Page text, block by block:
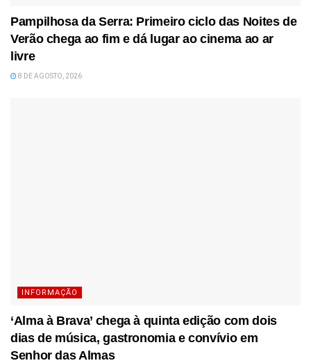
Pampilhosa da Serra: Primeiro ciclo das Noites de
Verão chega ao fim e dá lugar ao cinema ao ar
livre
8 DE AGOSTO, 2026
INFORMAÇÃO
‘Alma à Brava’ chega à quinta edição com dois
dias de música, gastronomia e convívio em
Senhor das Almas